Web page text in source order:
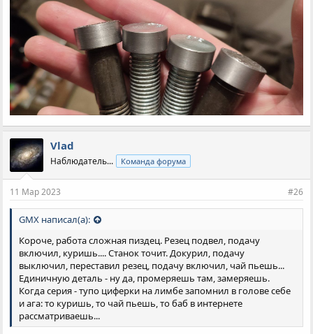
Vlad
Наблюдатель... Команда форума
11 Мар 2023 #26
GMX написал(а):
Короче, работа сложная пиздец. Резец подвел, подачу
включил, куришь.... Станок точит. Докурил, подачу
выключил, переставил резец, подачу включил, чай пьешь...
Единичную деталь - ну да, промеряешь там, замеряешь.
Когда серия - тупо циферки на лимбе запомнил в голове себе
и ага: то куришь, то чай пьешь, то баб в интернете
рассматриваешь...